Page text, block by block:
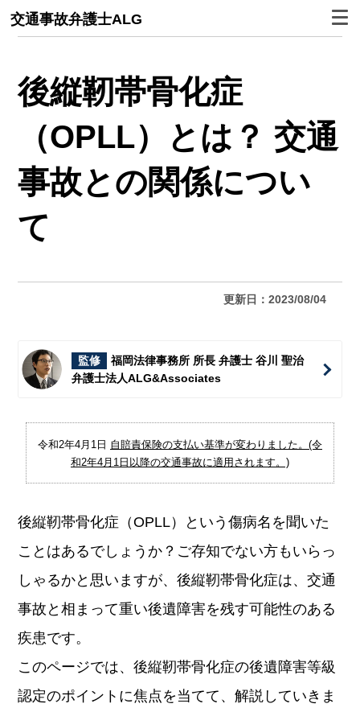
交通事故弁護士ALG
後縦靭帯骨化症
（OPLL）とは？ 交通
事故との関係につい
て
更新日：2023/08/04
監修
福岡法律事務所 所長 弁護士 谷川 聖治
弁護士法人ALG&Associates
令和2年4月1日 自賠責保険の支払い基準が変わりました。(令
和2年4月1日以降の交通事故に適用されます。)
後縦靭帯骨化症（OPLL）という傷病名を聞いた
ことはあるでしょうか？ご存知でない方もいらっ
しゃるかと思いますが、後縦靭帯骨化症は、交通
事故と相まって重い後遺障害を残す可能性のある
疾患です。
このページでは、後縦靭帯骨化症の後遺障害等級
認定のポイントに焦点を当てて、解説していきま